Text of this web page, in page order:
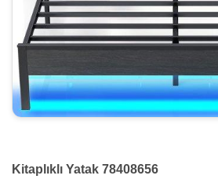
Kitaplıklı Yatak 78408656